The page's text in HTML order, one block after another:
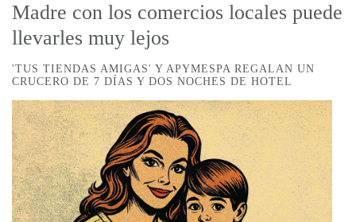
Madre con los comercios locales puede
llevarles muy lejos
'TUS TIENDAS AMIGAS' Y APYMESPA REGALAN UN
CRUCERO DE 7 DÍAS Y DOS NOCHES DE HOTEL